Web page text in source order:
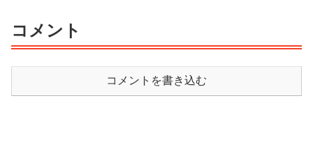
コメント
コメントを書き込む